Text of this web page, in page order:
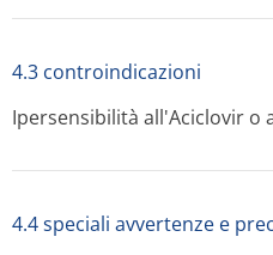
4.3 controindicazioni
Ipersensibilità all'Aciclovir o
4.4 speciali avvertenze e